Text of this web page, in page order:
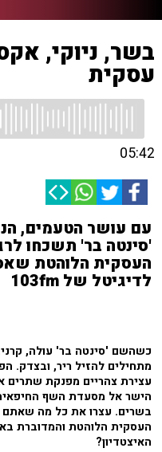
בשר, ניוקי,
עסקית
05:42
עם עושר הטעמים,
'סינטה בר' תשכחו
העסקית הלוהטת
לדיגיטל של 103fm
כשהשם 'סינטה בר' עולה,
מתחילים להזיל ריר, ובצדק.
עצירת צהריים מפנקת שתרים
הישר אל מסעדת השף
בשרים. עצרו את כל מה שאתם
העסקית הלוהטת והמדוברת
האיצטדיון?